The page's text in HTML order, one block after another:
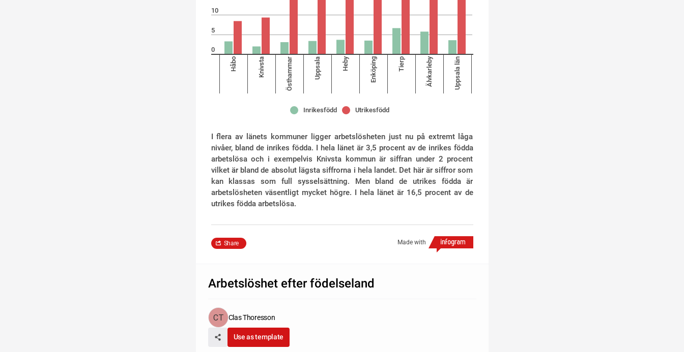
10
5
0
Håbo Knivsta Östhammar Uppsala Heby Enköping Tierp Älvkarleby Uppsala län
Inrikesfödd Utrikesfödd
I flera av länets kommuner ligger arbetslösheten just nu på extremt låga
nivåer, bland de inrikes födda. I hela länet är 3,5 procent av de inrikes födda
arbetslösa och i exempelvis Knivsta kommun är siffran under 2 procent
vilket är bland de absolut lägsta siffrorna i hela landet. Det här är siffror som
kan klassas som full sysselsättning. Men bland de utrikes födda är
arbetslösheten väsentligt mycket högre. I hela länet är 16,5 procent av de
utrikes födda arbetslösa.
Made with
Share
Arbetslöshet efter födelseland
Clas Thoresson
Use as template